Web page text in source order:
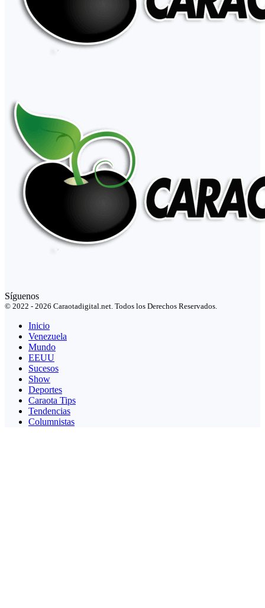
Síguenos
© 2022 - 2026 Caraotadigital.net. Todos los Derechos Reservados.
Inicio
Venezuela
Mundo
EEUU
Sucesos
Show
Deportes
Caraota Tips
Tendencias
Columnistas